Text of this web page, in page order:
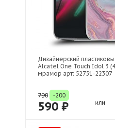
Дизайнерский
Alcatel One Touch Idol 3
мрамор арт: 52751-22307
790 -200
590 ₽ или